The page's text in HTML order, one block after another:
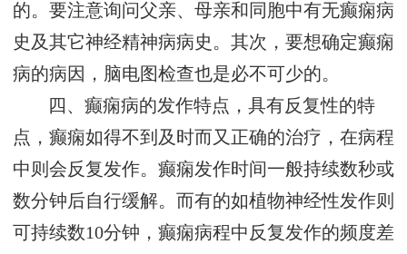
的。要注意询问父亲、母亲和同胞中有无癫痫病
史及其它神经精神病病史。其次，要想确定癫痫
病的病因，脑电图检查也是必不可少的。
四、癫痫病的发作特点，具有反复性的特
点，癫痫如得不到及时而又正确的治疗，在病程
中则会反复发作。癫痫发作时间一般持续数秒或
数分钟后自行缓解。而有的如植物神经性发作则
可持续数10分钟，癫痫病程中反复发作的频度差